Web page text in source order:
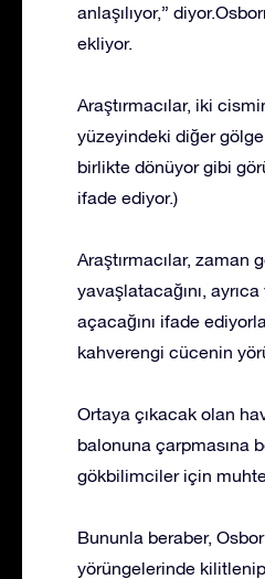
anlaşılıyor,”
ekliyor.
Araştırmacılar, iki
yüzeyindeki diğer
birlikte dönüyor gibi
ifade ediyor.)
Araştırmacılar, zaman
yavaşlatacağını,
açacağını ifade
kahverengi cücenin
Ortaya çıkacak olan
balonuna çarpmasına
gökbilimciler için
Bununla beraber,
yörüngelerinde